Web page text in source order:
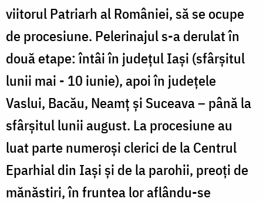
viitorul Patriarh al României, să se ocupe
de procesiune. Pelerinajul s-a derulat în
două etape: întâi în județul Iași (sfârșitul
lunii mai - 10 iunie), apoi în județele
Vaslui, Bacău, Neamț și Suceava – până la
sfârșitul lunii august. La procesiune au
luat parte numeroși clerici de la Centrul
Eparhial din Iași și de la parohii, preoți de
mănăstiri, în fruntea lor aflându-se